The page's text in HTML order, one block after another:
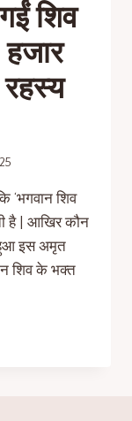
शिव
‘भगवान शिव
है | आखिर कौन
हुआ इस अमृत
शिव के भक्त